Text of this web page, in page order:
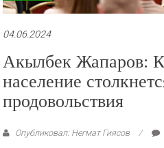
04.06.2024
Акылбек Жапаров: К
население
продовольствия
Опубликовал: Негмат Гиясов